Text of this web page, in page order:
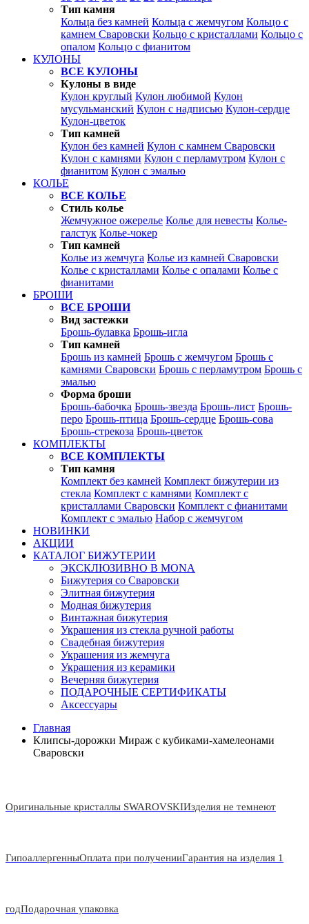
Тип камня
Кольца без камней Кольца с жемчугом Кольцо с
камнем Сваровски Кольцо с кристаллами Кольцо с
опалом Кольцо с фианитом
КУЛОНЫ
ВСЕ КУЛОНЫ
Кулоны в виде
Кулон круглый Кулон любимой Кулон
мусульманский Кулон с надписью Кулон-сердце
Кулон-цветок
Тип камней
Кулон без камней Кулон с камнем Сваровски
Кулон с камнями Кулон с перламутром Кулон с
фианитом Кулон с эмалью
КОЛЬЕ
ВСЕ КОЛЬЕ
Стиль колье
Жемчужное ожерелье Колье для невесты Колье-
галстук Колье-чокер
Тип камней
Колье из жемчуга Колье из камней Сваровски
Колье с кристаллами Колье с опалами Колье с
фианитами
БРОШИ
ВСЕ БРОШИ
Вид застежки
Брошь-булавка Брошь-игла
Тип камней
Брошь из камней Брошь с жемчугом Брошь с
камнями Сваровски Брошь с перламутром Брошь с
эмалью
Форма броши
Брошь-бабочка Брошь-звезда Брошь-лист Брошь-
перо Брошь-птица Брошь-сердце Брошь-сова
Брошь-стрекоза Брошь-цветок
КОМПЛЕКТЫ
ВСЕ КОМПЛЕКТЫ
Тип камня
Комплект без камней Комплект бижутерии из
стекла Комплект с камнями Комплект с
кристаллами Сваровски Комплект с фианитами
Комплект с эмалью Набор с жемчугом
НОВИНКИ
АКЦИИ
КАТАЛОГ БИЖУТЕРИИ
ЭКСКЛЮЗИВНО В MONA
Бижутерия со Сваровски
Элитная бижутерия
Модная бижутерия
Винтажная бижутерия
Украшения из стекла ручной работы
Свадебная бижутерия
Украшения из жемчуга
Украшения из керамики
Вечерняя бижутерия
ПОДАРОЧНЫЕ СЕРТИФИКАТЫ
Аксессуары
Главная
Клипсы-дорожки Мираж с кубиками-хамелеонами
Сваровски
Оригинальные кристаллы SWAROVSKIИзделия не темнеют
ГипоаллергенныОплата при полученииГарантия на изделия 1
годПодарочная упаковка